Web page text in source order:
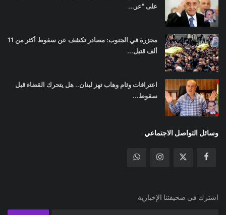
على "عر...
مجزرة في الجنوب: مصادر تكشف عن سقوط أكثر من 11
ألف قتيل...
اعترافات وئام وهاب تهز لبنان.. هل يتحرك القضاء قبل
سقوط...
وسائل التواصل الاجتماعي
اشترك في صحيفتنا الإخبارية